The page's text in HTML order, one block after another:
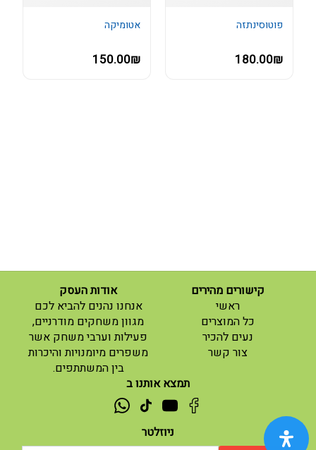
פוטוסינתזה
180.00₪
אטומיקה
150.00₪
קישורים מהירים
ראשי
(current)
כל המוצרים
נעים להכיר
צור קשר
(current)
אודות העסק
אנחנו נהנים להביא לכם
מגוון משחקים מודרניים,
פעילות וערבי משחק אשר
משפרים מיומנויות והיכרות
בין המשתתפים.
תמצא אותנו ב
ניוזלטר